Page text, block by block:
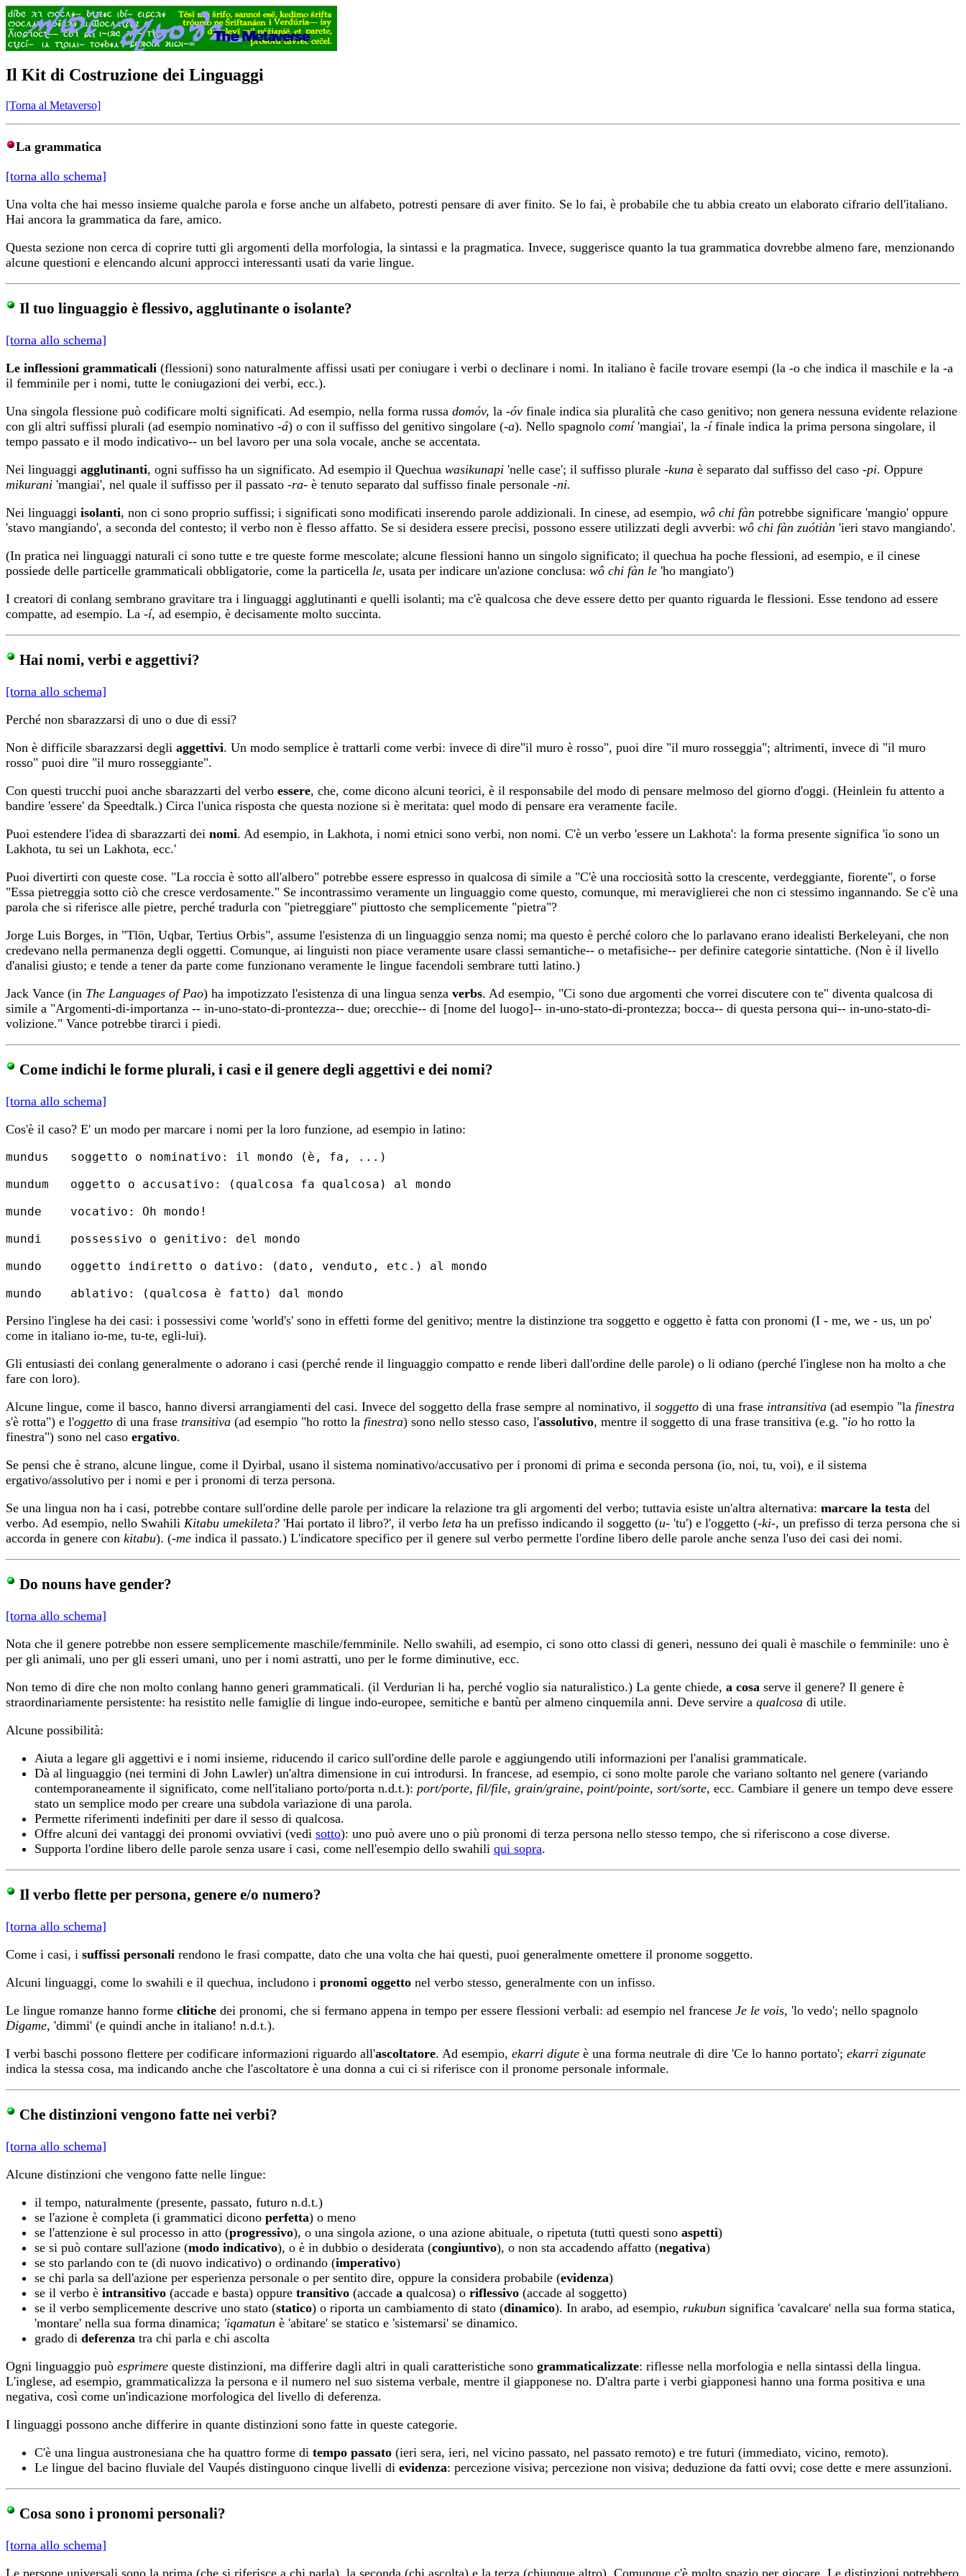
Il Kit di Costruzione dei Linguaggi
[Torna al Metaverso]
La grammatica
[torna allo schema]
Una volta che hai messo insieme qualche parola e forse anche un alfabeto, potresti pensare di aver finito. Se lo fai, è probabile che tu abbia creato un elaborato cifrario dell'italiano.
Hai ancora la grammatica da fare, amico.
Questa sezione non cerca di coprire tutti gli argomenti della morfologia, la sintassi e la pragmatica. Invece, suggerisce quanto la tua grammatica dovrebbe almeno fare, menzionando
alcune questioni e elencando alcuni approcci interessanti usati da varie lingue.
Il tuo linguaggio è flessivo, agglutinante o isolante?
[torna allo schema]
Le inflessioni grammaticali (flessioni) sono naturalmente affissi usati per coniugare i verbi o declinare i nomi. In italiano è facile trovare esempi (la -o che indica il maschile e la -a
il femminile per i nomi, tutte le coniugazioni dei verbi, ecc.).
Una singola flessione può codificare molti significati. Ad esempio, nella forma russa domóv, la -óv finale indica sia pluralità che caso genitivo; non genera nessuna evidente relazione
con gli altri suffissi plurali (ad esempio nominativo -á) o con il suffisso del genitivo singolare (-a). Nello spagnolo comí'mangiai', la -ífinale indica la prima persona singolare, il
tempo passato e il modo indicativo-- un bel lavoro per una sola vocale, anche se accentata.
Nei linguaggi agglutinanti, ogni suffisso ha un significato. Ad esempio il Quechua wasikunapi 'nelle case'; il suffisso plurale -kuna è separato dal suffisso del caso -pi. Oppure
mikurani 'mangiai', nel quale il suffisso per il passato -ra- è tenuto separato dal suffisso finale personale -ni.
Nei linguaggi isolanti, non ci sono proprio suffissi; i significati sono modificati inserendo parole addizionali. In cinese, ad esempio, wô chi fàn potrebbe significare 'mangio' oppure
'stavo mangiando', a seconda del contesto; il verbo non è flesso affatto. Se si desidera essere precisi, possono essere utilizzati degli avverbi: wô chi fàn zuótiàn 'ieri stavo mangiando'.
(In pratica nei linguaggi naturali ci sono tutte e tre queste forme mescolate; alcune flessioni hanno un singolo significato; il quechua ha poche flessioni, ad esempio, e il cinese
possiede delle particelle grammaticali obbligatorie, come la particella le, usata per indicare un'azione conclusa: wô chi fàn le 'ho mangiato')
I creatori di conlang sembrano gravitare tra i linguaggi agglutinanti e quelli isolanti; ma c'è qualcosa che deve essere detto per quanto riguarda le flessioni. Esse tendono ad essere
compatte, ad esempio. La -í, ad esempio, è decisamente molto succinta.
Hai nomi, verbi e aggettivi?
[torna allo schema]
Perché non sbarazzarsi di uno o due di essi?
Non è difficile sbarazzarsi degli aggettivi. Un modo semplice è trattarli come verbi: invece di dire"il muro è rosso", puoi dire "il muro rosseggia"; altrimenti, invece di "il muro
rosso" puoi dire "il muro rosseggiante".
Con questi trucchi puoi anche sbarazzarti del verbo essere, che, come dicono alcuni teorici, è il responsabile del modo di pensare melmoso del giorno d'oggi. (Heinlein fu attento a
bandire 'essere' da Speedtalk.) Circa l'unica risposta che questa nozione si è meritata: quel modo di pensare era veramente facile.
Puoi estendere l'idea di sbarazzarti dei nomi. Ad esempio, in Lakhota, i nomi etnici sono verbi, non nomi. C'è un verbo 'essere un Lakhota': la forma presente significa 'io sono un
Lakhota, tu sei un Lakhota, ecc.'
Puoi divertirti con queste cose. "La roccia è sotto all'albero" potrebbe essere espresso in qualcosa di simile a "C'è una rocciosità sotto la crescente, verdeggiante, fiorente", o forse
"Essa pietreggia sotto ciò che cresce verdosamente." Se incontrassimo veramente un linguaggio come questo, comunque, mi meraviglierei che non ci stessimo ingannando. Se c'è una
parola che si riferisce alle pietre, perché tradurla con "pietreggiare" piuttosto che semplicemente "pietra"?
Jorge Luis Borges, in "Tlön, Uqbar, Tertius Orbis", assume l'esistenza di un linguaggio senza nomi; ma questo è perché coloro che lo parlavano erano idealisti Berkeleyani, che non
credevano nella permanenza degli oggetti. Comunque, ai linguisti non piace veramente usare classi semantiche-- o metafisiche-- per definire categorie sintattiche. (Non è il livello
d'analisi giusto; e tende a tener da parte come funzionano veramente le lingue facendoli sembrare tutti latino.)
Jack Vance (in The Languages of Pao) ha impotizzato l'esistenza di una lingua senza verbs. Ad esempio, "Ci sono due argomenti che vorrei discutere con te" diventa qualcosa di
simile a "Argomenti-di-importanza -- in-uno-stato-di-prontezza-- due; orecchie-- di [nome del luogo]-- in-uno-stato-di-prontezza; bocca-- di questa persona qui-- in-uno-stato-di-
volizione." Vance potrebbe tirarci i piedi.
Come indichi le forme plurali, i casi e il genere degli aggettivi e dei nomi?
[torna allo schema]
Cos'è il caso? E' un modo per marcare i nomi per la loro funzione, ad esempio in latino:
Persino l'inglese ha dei casi: i possessivi come 'world's' sono in effetti forme del genitivo; mentre la distinzione tra soggetto e oggetto è fatta con pronomi (I - me, we - us, un po'
come in italiano io-me, tu-te, egli-lui).
Gli entusiasti dei conlang generalmente o adorano i casi (perché rende il linguaggio compatto e rende liberi dall'ordine delle parole) o li odiano (perché l'inglese non ha molto a che
fare con loro).
Alcune lingue, come il basco, hanno diversi arrangiamenti del casi. Invece del soggetto della frase sempre al nominativo, il soggetto di una frase intransitiva (ad esempio "la finestra
s'è rotta") e l'oggetto di una frase transitiva (ad esempio "ho rotto la finestra) sono nello stesso caso, l'assolutivo, mentre il soggetto di una frase transitiva (e.g. "io ho rotto la
finestra") sono nel caso ergativo.
Se pensi che è strano, alcune lingue, come il Dyirbal, usano il sistema nominativo/accusativo per i pronomi di prima e seconda persona (io, noi, tu, voi), e il sistema
ergativo/assolutivo per i nomi e per i pronomi di terza persona.
Se una lingua non ha i casi, potrebbe contare sull'ordine delle parole per indicare la relazione tra gli argomenti del verbo; tuttavia esiste un'altra alternativa: marcare la testa del
verbo. Ad esempio, nello Swahili Kitabu umekileta? 'Hai portato il libro?', il verbo leta ha un prefisso indicando il soggetto (u- 'tu') e l'oggetto (-ki-, un prefisso di terza persona che si
accorda in genere con kitabu). (-me indica il passato.) L'indicatore specifico per il genere sul verbo permette l'ordine libero delle parole anche senza l'uso dei casi dei nomi.
Do nouns have gender?
[torna allo schema]
Nota che il genere potrebbe non essere semplicemente maschile/femminile. Nello swahili, ad esempio, ci sono otto classi di generi, nessuno dei quali è maschile o femminile: uno è
per gli animali, uno per gli esseri umani, uno per i nomi astratti, uno per le forme diminutive, ecc.
Non temo di dire che non molto conlang hanno generi grammaticali. (il Verdurian li ha, perché voglio sia naturalistico.) La gente chiede, a cosa serve il genere? Il genere è
straordinariamente persistente: ha resistito nelle famiglie di lingue indo-europee, semitiche e bantù per almeno cinquemila anni. Deve servire a qualcosa di utile.
Alcune possibilità:
Aiuta a legare gli aggettivi e i nomi insieme, riducendo il carico sull'ordine delle parole e aggiungendo utili informazioni per l'analisi grammaticale.
Dà al linguaggio (nei termini di John Lawler) un'altra dimensione in cui introdursi. In francese, ad esempio, ci sono molte parole che variano soltanto nel genere (variando
contemporaneamente il significato, come nell'italiano porto/porta n.d.t.): port/porte, fil/file, grain/graine, point/pointe, sort/sorte, ecc. Cambiare il genere un tempo deve essere
stato un semplice modo per creare una subdola variazione di una parola.
Permette riferimenti indefiniti per dare il sesso di qualcosa.
Offre alcuni dei vantaggi dei pronomi ovviativi (vedi sotto): uno può avere uno o più pronomi di terza persona nello stesso tempo, che si riferiscono a cose diverse.
Supporta l'ordine libero delle parole senza usare i casi, come nell'esempio dello swahili qui sopra.
Il verbo flette per persona, genere e/o numero?
[torna allo schema]
Come i casi, i suffissi personali rendono le frasi compatte, dato che una volta che hai questi, puoi generalmente omettere il pronome soggetto.
Alcuni linguaggi, come lo swahili e il quechua, includono i pronomi oggetto nel verbo stesso, generalmente con un infisso.
Le lingue romanze hanno forme clitiche dei pronomi, che si fermano appena in tempo per essere flessioni verbali: ad esempio nel francese Je le vois, 'lo vedo'; nello spagnolo
Digame, 'dimmi' (e quindi anche in italiano! n.d.t.).
I verbi baschi possono flettere per codificare informazioni riguardo all'ascoltatore. Ad esempio, ekarri digute è una forma neutrale di dire 'Ce lo hanno portato'; ekarri zigunate
indica la stessa cosa, ma indicando anche che l'ascoltatore è una donna a cui ci si riferisce con il pronome personale informale.
Che distinzioni vengono fatte nei verbi?
[torna allo schema]
Alcune distinzioni che vengono fatte nelle lingue:
il tempo, naturalmente (presente, passato, futuro n.d.t.)
se l'azione è completa (i grammatici dicono perfetta) o meno
se l'attenzione è sul processo in atto (progressivo), o una singola azione, o una azione abituale, o ripetuta (tutti questi sono aspetti)
se si può contare sull'azione (modo indicativo), o è in dubbio o desiderata (congiuntivo), o non sta accadendo affatto (negativa)
se sto parlando con te (di nuovo indicativo) o ordinando (imperativo)
se chi parla sa dell'azione per esperienza personale o per sentito dire, oppure la considera probabile (evidenza)
se il verbo è intransitivo (accade e basta) oppure transitivo (accade a qualcosa) o riflessivo (accade al soggetto)
se il verbo semplicemente descrive uno stato (statico) o riporta un cambiamento di stato (dinamico). In arabo, ad esempio, rukubun significa 'cavalcare' nella sua forma statica,
'montare' nella sua forma dinamica; 'iqamatun è 'abitare' se statico e 'sistemarsi' se dinamico.
grado di deferenza tra chi parla e chi ascolta
Ogni linguaggio può esprimere queste distinzioni, ma differire dagli altri in quali caratteristiche sono grammaticalizzate: riflesse nella morfologia e nella sintassi della lingua.
L'inglese, ad esempio, grammaticalizza la persona e il numero nel suo sistema verbale, mentre il giapponese no. D'altra parte i verbi giapponesi hanno una forma positiva e una
negativa, così come un'indicazione morfologica del livello di deferenza.
I linguaggi possono anche differire in quante distinzioni sono fatte in queste categorie.
C'è una lingua austronesiana che ha quattro forme di tempo passato (ieri sera, ieri, nel vicino passato, nel passato remoto) e tre futuri (immediato, vicino, remoto).
Le lingue del bacino fluviale del Vaupés distinguono cinque livelli di evidenza: percezione visiva; percezione non visiva; deduzione da fatti ovvi; cose dette e mere assunzioni.
Cosa sono i pronomi personali?
[torna allo schema]